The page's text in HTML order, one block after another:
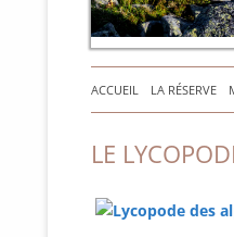
ACCUEIL LA RÉSERVE
LE